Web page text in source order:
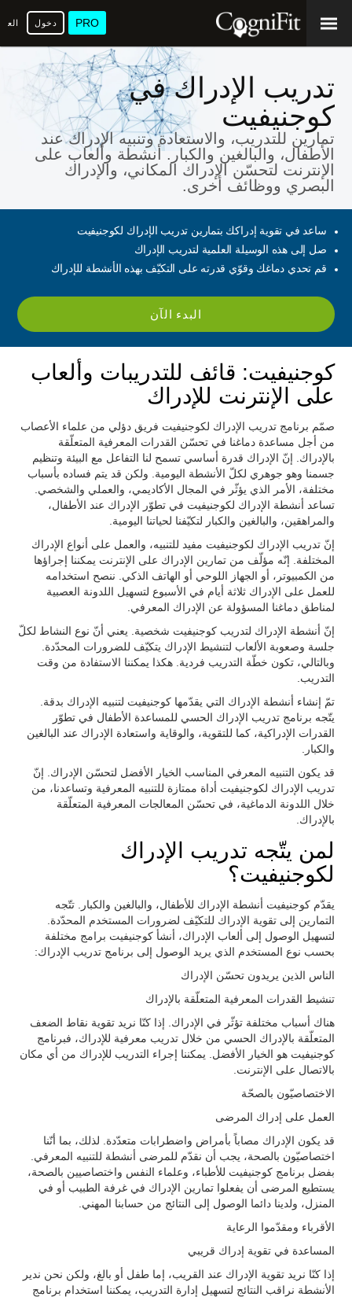
PRO دخول
تدريب الإدراك في
كوجنيفيت
تمارين للتدريب، والاستعادة وتنبيه الإدراك عند
الأطفال، والبالغين والكبار. أنشطة وألعاب على
الإنترنت لتحسّن الإدراك المكاني، والإدراك
البصري ووظائف أخرى.
ساعد في تقوية إدراكك بتمارين تدريب الإدراك لكوجنيفيت
صل إلى هذه الوسيلة العلمية لتدريب الإدراك
قم تحدي دماغك وقوّي قدرته على التكيّف بهذه الأنشطة للإدراك
البدء الآن
كوجنيفيت: قائف للتدريبات وألعاب
على الإنترنت للإدراك
صمّم برنامج تدريب الإدراك لكوجنيفيت فريق دؤلي من علماء الأعصاب
من أجل مساعدة دماغنا في تحسّن القدرات المعرفية المتعلّقة
بالإدراك. إنّ الإدراك قدرة أساسي تسمح لنا التفاعل مع البيئة وتنظيم
جسمنا وهو جوهري لكلّ الأنشطة اليومية. ولكن قد يتم فساده بأسباب
مختلفة، الأمر الذي يؤثّر في المجال الأكاديمي، والعملي والشخصي.
تساعد أنشطة الإدراك لكوجنيفيت في تطوّر الإدراك عند الأطفال،
والمراهقين، والبالغين والكبار لتكيّفنا لحياتنا اليومية.
إنّ تدريب الإدراك لكوجنيفيت مفيد للتنبيه، والعمل على أنواع الإدراك
المختلفة. إنّه مؤلّف من تمارين الإدراك على الإنترنت يمكننا إجراؤها
من الكمبيوتر، أو الجهاز اللوحي أو الهاتف الذكي. ننصح استخدامه
للعمل على الإدراك ثلاثة أيام في الأسبوع لتسهيل اللدونة العصبية
لمناطق دماغنا المسؤولة عن الإدراك المعرفي.
إنّ أنشطة الإدراك لتدريب كوجنيفيت شخصية. يعني أنّ نوع النشاط لكلّ
جلسة وصعوبة الألعاب لتنشيط الإدراك يتكيّف للضرورات المحدّدة.
وبالتالي، تكون خطّة التدريب فردية. هكذا يمكننا الاستفادة من وقت
التدريب.
تمّ إنشاء أنشطة الإدراك التي يقدّمها كوجنيفيت لتنبيه الإدراك بدقة.
يتّجه برنامج تدريب الإدراك الحسي للمساعدة الأطفال في تطوّر
القدرات الإدراكية، كما للتقوية، والوقاية واستعادة الإدراك عند البالغين
والكبار.
قد يكون التنبيه المعرفي المناسب الخيار الأفضل لتحسّن الإدراك. إنّ
تدريب الإدراك لكوجنيفيت أداة ممتازة للتنبيه المعرفية وتساعدنا، من
خلال اللدونة الدماغية، في تحسّن المعالجات المعرفية المتعلّقة
بالإدراك.
لمن يتّجه تدريب الإدراك
لكوجنيفيت؟
يقدّم كوجنيفيت أنشطة الإدراك للأطفال، والبالغين والكبار. تتّجه
التمارين إلى تقوية الإدراك للتكيّف لضرورات المستخدم المحدّدة.
لتسهيل الوصول إلى ألعاب الإدراك، أنشأ كوجنيفيت برامج مختلفة
بحسب نوع المستخدم الذي يريد الوصول إلى برنامج تدريب الإدراك:
الناس الذين يريدون تحسّن الإدراك
تنشيط القدرات المعرفية المتعلّقة بالإدراك
هناك أسباب مختلفة تؤثّر في الإدراك. إذا كنّا نريد تقوية نقاط الضعف
المتعلّقة بالإدراك الحسي من خلال تدريب معرفية للإدراك، فبرنامج
كوجنيفيت هو الخيار الأفضل. يمكننا إجراء التدريب للإدراك من أي مكان
بالاتصال على الإنترنت.
الاختصاصيّون بالصحّة
العمل على إدراك المرضى
قد يكون الإدراك مصاباً بأمراض واضطرابات متعدّدة. لذلك، بما أنّنا
اختصاصيّون بالصحة، يجب أن نقدّم للمرضى أنشطة للتنبيه المعرفي.
بفضل برنامج كوجنيفيت للأطباء، وعلماء النفس واختصاصيين بالصحة،
يستطيع المرضى أن يفعلوا تمارين الإدراك في غرفة الطبيب أو في
المنزل، ولدينا دائما الوصول إلى النتائج من حسابنا المهني.
الأقرباء ومقدّموا الرعاية
المساعدة في تقوية إدراك قريبي
إذا كنّا نريد تقوية الإدراك عند القريب، إما طفل أو بالغ، ولكن نحن ندير
الأنشطة نراقب النتائج لتسهيل إدارة التدريب، يمكننا استخدام برنامج